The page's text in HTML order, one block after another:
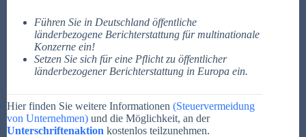
Führen Sie in Deutschland öffentliche
länderbezogene Berichterstattung für multinationale
Konzerne ein!
Setzen Sie sich für eine Pflicht zu öffentlicher
länderbezogener Berichterstattung in Europa ein.
Hier finden Sie weitere Informationen (Steuervermeidung
von Unternehmen) und die Möglichkeit, an der
Unterschriftenaktion kostenlos teilzunehmen.